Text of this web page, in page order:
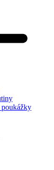
poukážky